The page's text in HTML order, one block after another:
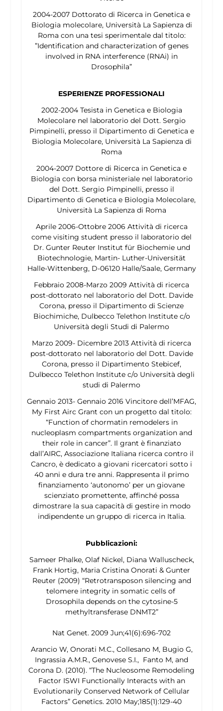
2004-2007 Dottorato di Ricerca in Genetica e
Biologia molecolare, Università La Sapienza di
Roma con una tesi sperimentale dal titolo:
”Identification and characterization of genes
involved in RNA interference (RNAi) in
Drosophila”
ESPERIENZE PROFESSIONALI
2002-2004 Tesista in Genetica e Biologia
Molecolare nel laboratorio del Dott. Sergio
Pimpinelli, presso il Dipartimento di Genetica e
Biologia Molecolare, Università La Sapienza di
Roma
2004-2007 Dottore di Ricerca in Genetica e
Biologia con borsa ministeriale nel laboratorio
del Dott. Sergio Pimpinelli, presso il
Dipartimento di Genetica e Biologia Molecolare,
Università La Sapienza di Roma
Aprile 2006-Ottobre 2006 Attività di ricerca
come visiting student presso il laboratorio del
Dr. Gunter Reuter Institut für Biochemie und
Biotechnologie, Martin- Luther-Universität
Halle-Wittenberg, D-06120 Halle/Saale, Germany
Febbraio 2008-Marzo 2009 Attività di ricerca
post-dottorato nel laboratorio del Dott. Davide
Corona, presso il Dipartimento di Scienze
Biochimiche, Dulbecco Telethon Institute c/o
Università degli Studi di Palermo
Marzo 2009- Dicembre 2013 Attività di ricerca
post-dottorato nel laboratorio del Dott. Davide
Corona, presso il Dipartimento Stebicef,
Dulbecco Telethon Institute c/o Università degli
studi di Palermo
Gennaio 2013- Gennaio 2016 Vincitore dell’MFAG,
My First Airc Grant con un progetto dal titolo:
“Function of chormatin remodelers in
nucleoplasm compartments organization and
their role in cancer”. Il grant è finanziato
dall’AIRC, Associazione Italiana ricerca contro il
Cancro, è dedicato a giovani ricercatori sotto i
40 anni e dura tre anni. Rappresenta il primo
finanziamento ‘autonomo’ per un giovane
scienziato promettente, affinché possa
dimostrare la sua capacità di gestire in modo
indipendente un gruppo di ricerca in Italia.
Pubblicazioni:
Sameer Phalke, Olaf Nickel, Diana Walluscheck,
Frank Hortig, Maria Cristina Onorati & Gunter
Reuter (2009) “Retrotransposon silencing and
telomere integrity in somatic cells of
Drosophila depends on the cytosine-5
methyltransferase DNMT2”
Nat Genet. 2009 Jun;41(6):696-702
Arancio W, Onorati M.C., Collesano M, Bugio G,
Ingrassia A.M.R., Genovese S.I., Fanto M, and
Corona D. (2010). “The Nucleosome Remodeling
Factor ISWI Functionally Interacts with an
Evolutionarily Conserved Network of Cellular
Factors” Genetics. 2010 May;185(1):129-40